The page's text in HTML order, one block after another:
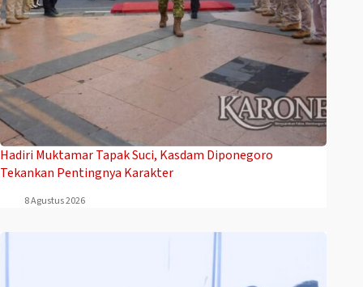
Hadiri Muktamar Tapak Suci, Kasdam Diponegoro
Tekankan Pentingnya Karakter
8 Agustus 2026